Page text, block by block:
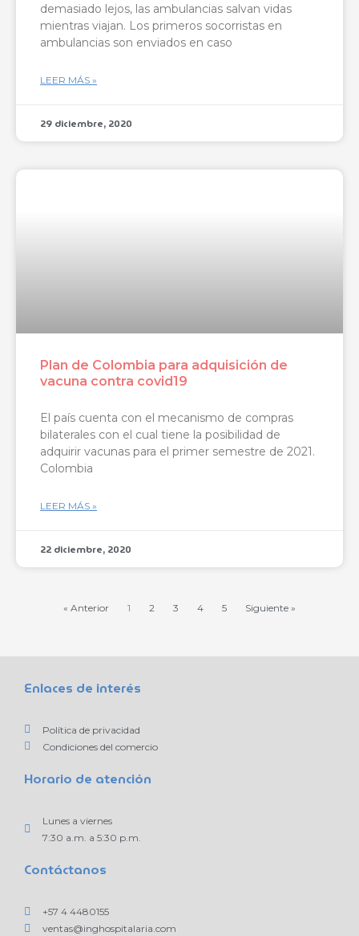
demasiado lejos, las ambulancias salvan vidas
mientras viajan. Los primeros socorristas en
ambulancias son enviados en caso
LEER MÁS »
29 diciembre, 2020
Plan de Colombia para adquisición de
vacuna contra covid19
El país cuenta con el mecanismo de compras
bilaterales con el cual tiene la posibilidad de
adquirir vacunas para el primer semestre de 2021.
Colombia
LEER MÁS »
22 diciembre, 2020
« Anterior 1 2 3 4 5 Siguiente »
Enlaces de interés
Política de privacidad
Condiciones del comercio
Horario de atención
Lunes a viernes
7:30 a.m. a 5:30 p.m.
Contáctanos
+57 4 4480155
ventas@inghospitalaria.com